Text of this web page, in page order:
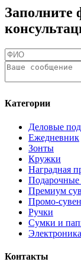
Заполните
Категории
Деловые
Ежедневник
Зонты
Кружки
Наградная
Премиум
Промо-
Ручки
Сумки и
Электроника
Контакты